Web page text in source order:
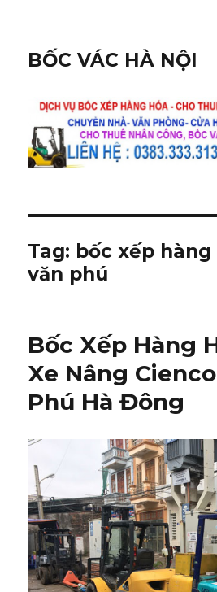
BỐC VÁC HÀ NỘI
Tag: bốc xếp
văn phú
Bốc Xếp Hàng
Xe Nâng
Phú Hà Đông